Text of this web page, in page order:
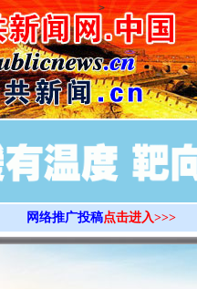
>
网络推广投稿点击进入>>>